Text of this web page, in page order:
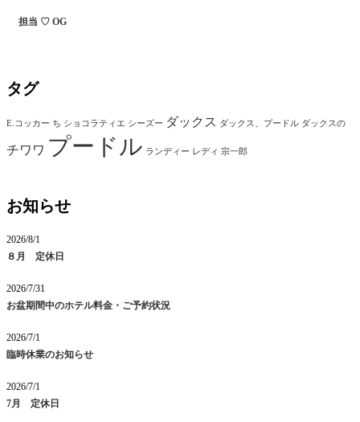
担当 ♡ OG
タグ
E.コッカー ち ショコラティエ シーズー ダックス ダックス、プードル ダックスの
チワワ プードル ランディー レディ 宗一郎
お知らせ
2026/8/1
８月 定休日
2026/7/31
お盆期間中のホテル料金・ご予約状況
2026/7/1
臨時休業のお知らせ
2026/7/1
7月 定休日